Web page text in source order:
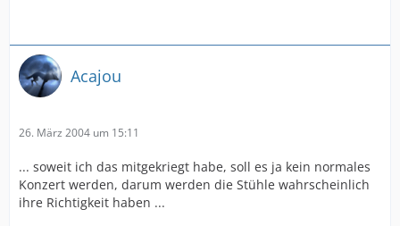
Acajou
26. März 2004 um 15:11
... soweit ich das mitgekriegt habe, soll es ja kein normales
Konzert werden, darum werden die Stühle wahrscheinlich
ihre Richtigkeit haben ...